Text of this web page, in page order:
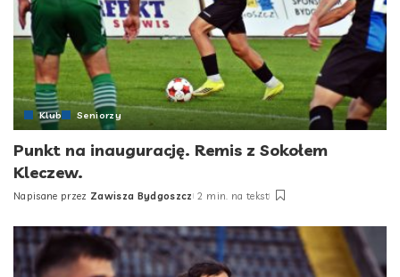
Klub Seniorzy
Punkt na inaugurację. Remis z Sokołem
Kleczew.
Posted
Napisane przez Zawisza Bydgoszcz 2 min. na tekst